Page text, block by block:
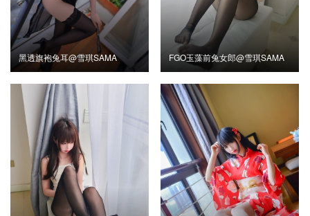
黑透旗袍兔耳@雪琪SAMA FGO玉藻前兔女郎@雪琪SAMA